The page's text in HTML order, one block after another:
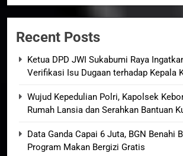
Recent Posts
Ketua DPD JWI Sukabumi Raya
Verifikasi Isu Dugaan terhadap Kepala
Wujud Kepedulian Polri, Kapolsek
Rumah Lansia dan Serahkan Bantuan
Data Ganda Capai 6 Juta, BGN Benahi
Program Makan Bergizi Gratis